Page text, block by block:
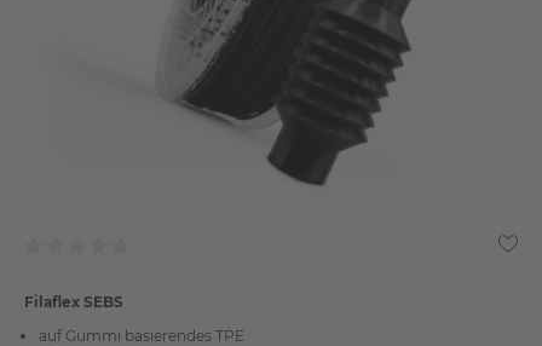
Filaflex SEBS
auf Gummi basierendes TPE